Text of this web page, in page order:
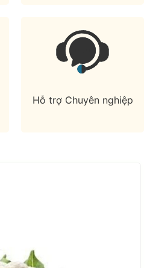
Hỗ trợ Chuyên nghiệp